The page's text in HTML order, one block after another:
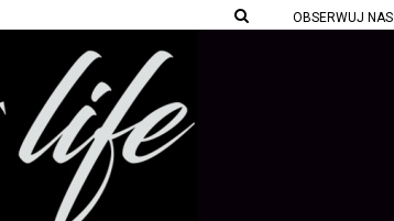
OBSERWUJ NAS